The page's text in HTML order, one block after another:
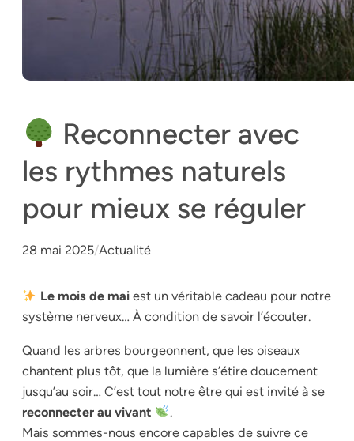
Reconnecter avec
les rythmes naturels
pour mieux se réguler
28 mai 2025/Actualité
Le mois de maiest un véritable cadeau pour notre
système nerveux… À condition de savoir l’écouter.
Quand les arbres bourgeonnent, que les oiseaux
chantent plus tôt, que la lumière s’étire doucement
jusqu’au soir… C’est tout notre être qui est invité à se
reconnecter au vivant
.
Mais sommes-nous encore capables de suivre ce